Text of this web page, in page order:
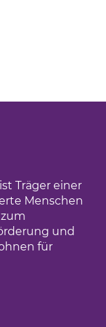
Träger einer
Menschen
und
für